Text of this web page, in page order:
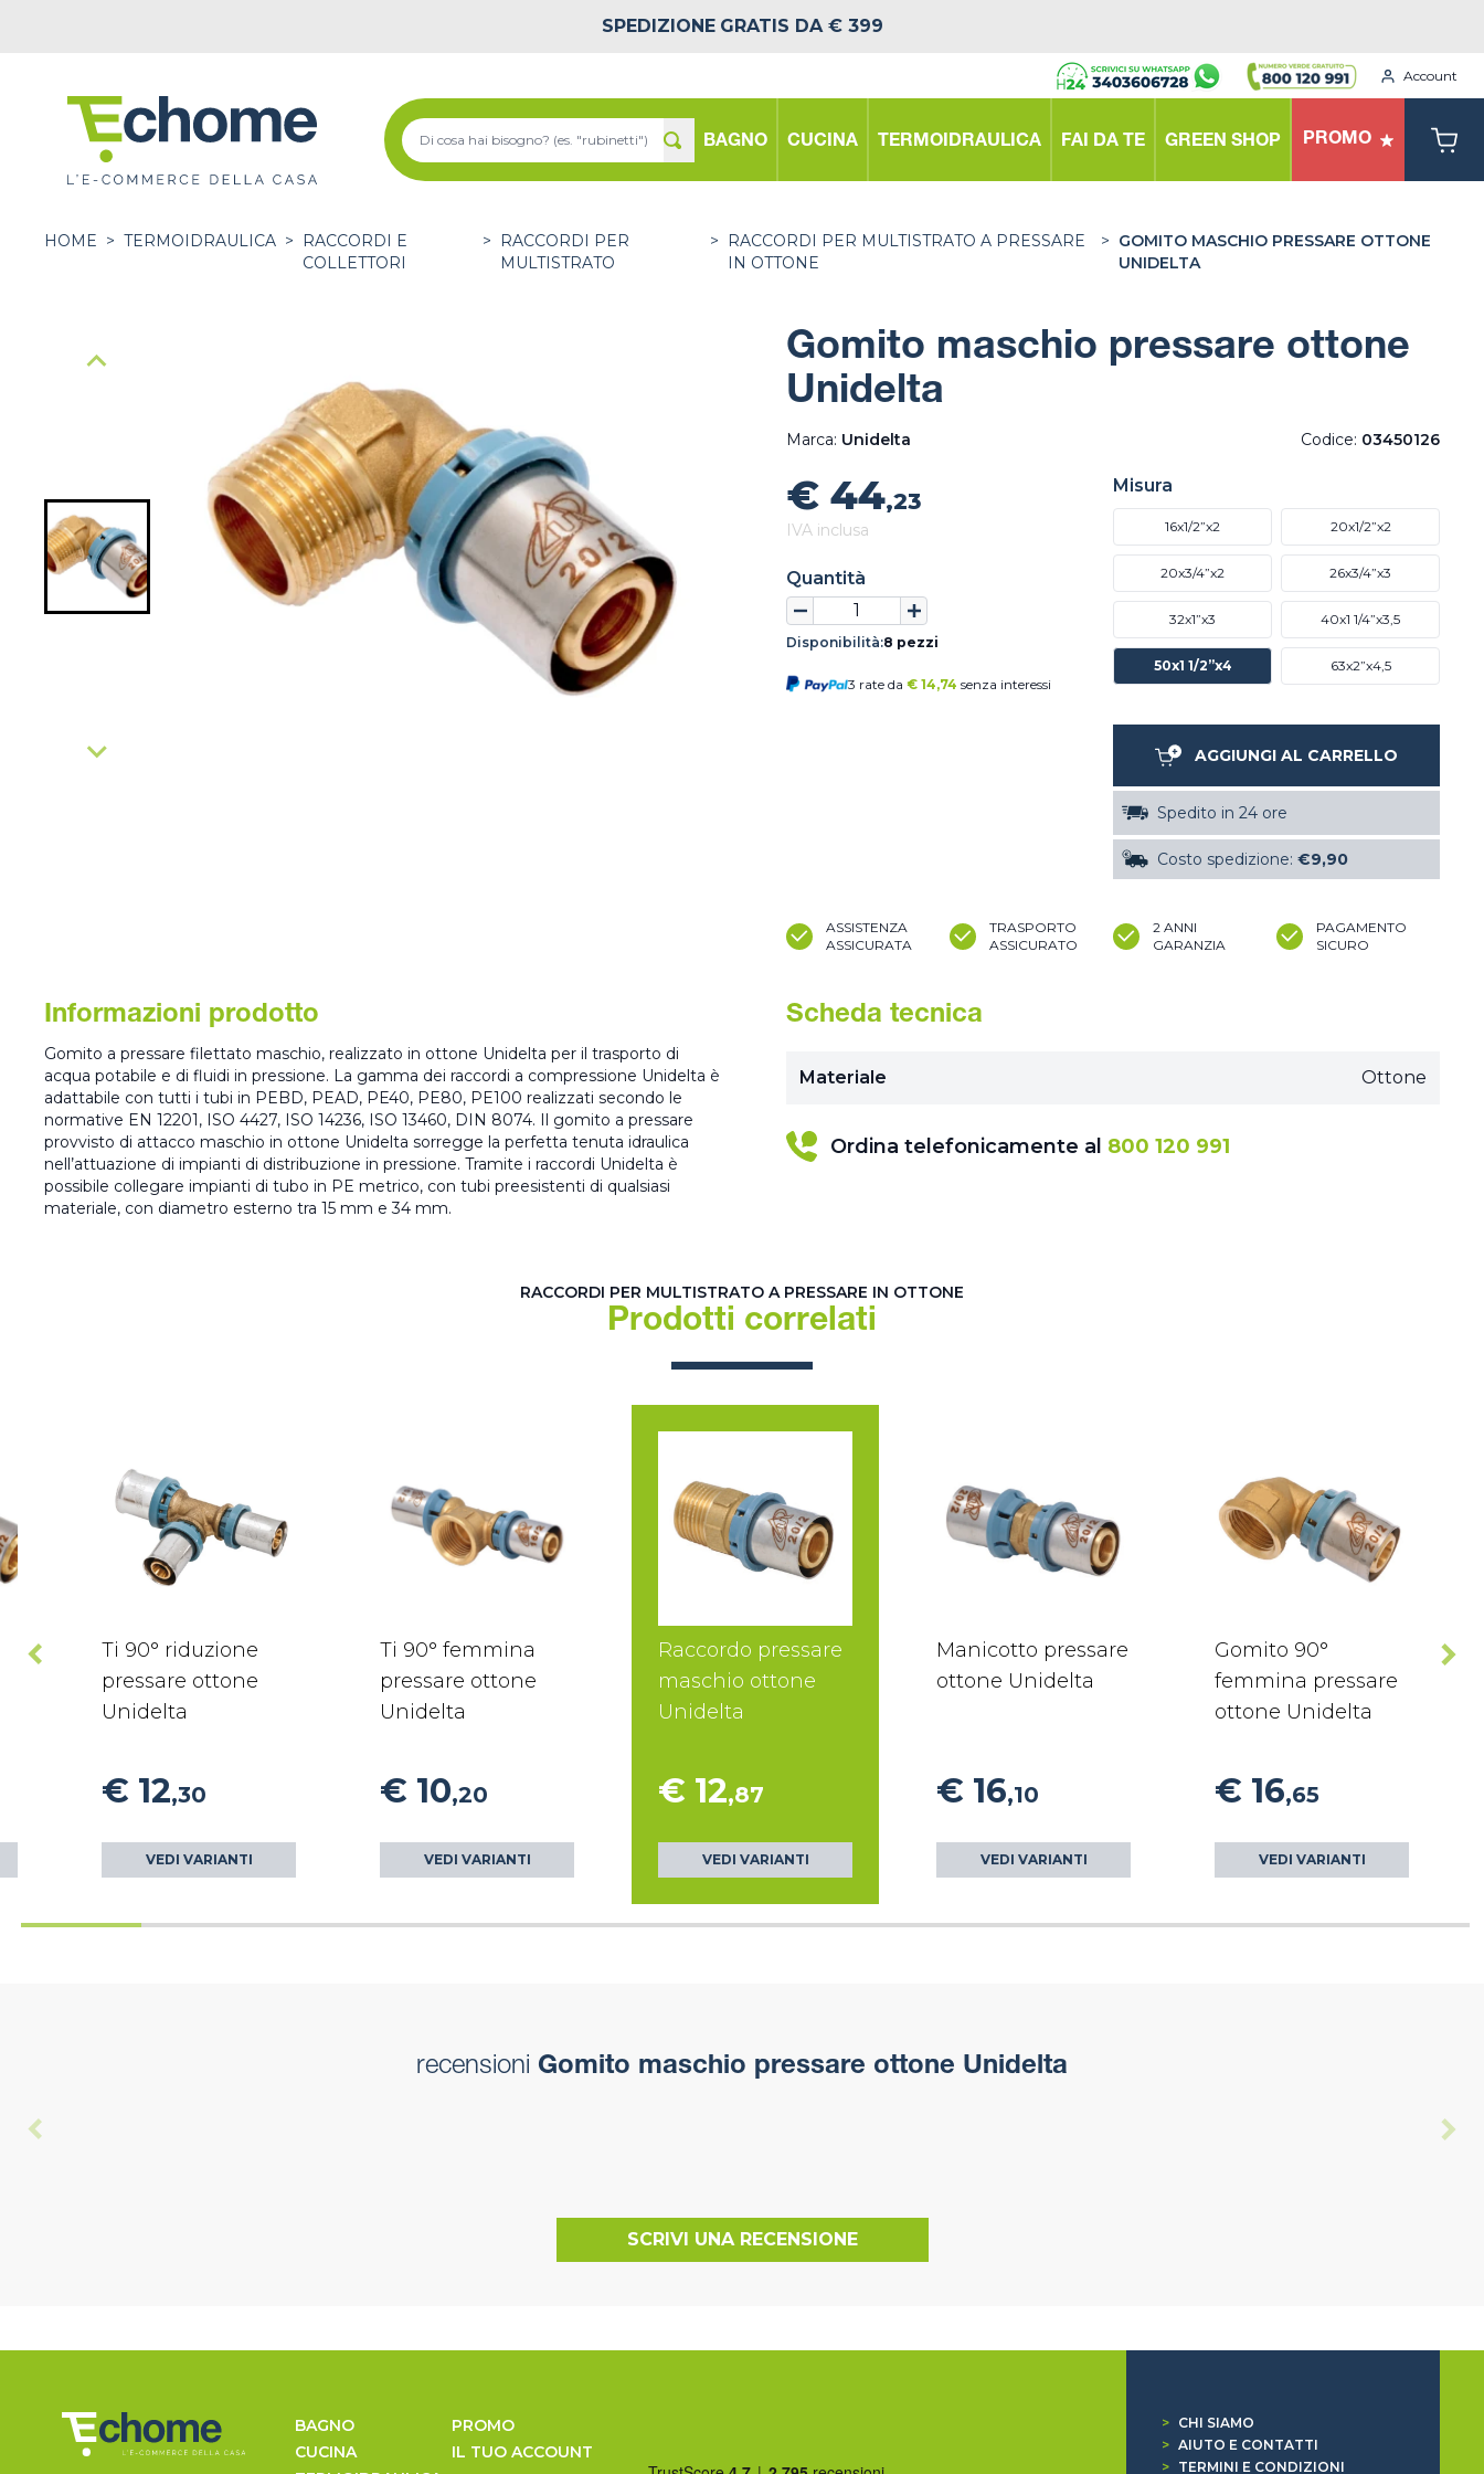
SPEDIZIONE GRATIS DA € 399
Account
BAGNO CUCINA TERMOIDRAULICA FAI DA TE GREEN SHOP PROMO
HOME > TERMOIDRAULICA >
RACCORDI E
COLLETTORI
>
RACCORDI PER
MULTISTRATO
>
RACCORDI PER MULTISTRATO A PRESSARE
IN OTTONE
> GOMITO MASCHIO PRESSARE OTTONE
UNIDELTA
Gomito maschio pressare ottone
Unidelta
Marca: Unidelta Codice: 03450126
€ 44,23
IVA inclusa
Quantità
Disponibilità:8 pezzi
3 rate da € 14,74 senza interessi
Misura
16x1/2”x2 20x1/2”x2
20x3/4”x2 26x3/4”x3
32x1”x3 40x1 1/4”x3,5
50x1 1/2”x4 63x2”x4,5
AGGIUNGI AL CARRELLO
Spedito in 24 ore
Costo spedizione: €9,90
ASSISTENZA
ASSICURATA
TRASPORTO
ASSICURATO
2 ANNI
GARANZIA
PAGAMENTO
SICURO
Informazioni prodotto
Gomito a pressare filettato maschio, realizzato in ottone Unidelta per il trasporto di
acqua potabile e di fluidi in pressione. La gamma dei raccordi a compressione Unidelta è
adattabile con tutti i tubi in PEBD, PEAD, PE40, PE80, PE100 realizzati secondo le
normative EN 12201, ISO 4427, ISO 14236, ISO 13460, DIN 8074. Il gomito a pressare
provvisto di attacco maschio in ottone Unidelta sorregge la perfetta tenuta idraulica
nell’attuazione di impianti di distribuzione in pressione. Tramite i raccordi Unidelta è
possibile collegare impianti di tubo in PE metrico, con tubi preesistenti di qualsiasi
materiale, con diametro esterno tra 15 mm e 34 mm.
Scheda tecnica
Materiale Ottone
Ordina telefonicamente al 800 120 991
RACCORDI PER MULTISTRATO A PRESSARE IN OTTONE
Prodotti correlati
Ti 90° riduzione
pressare ottone
Unidelta
€ 12,30
VEDI VARIANTI
Ti 90° femmina
pressare ottone
Unidelta
€ 10,20
VEDI VARIANTI
Raccordo pressare
maschio ottone
Unidelta
€ 12,87
VEDI VARIANTI
Manicotto pressare
ottone Unidelta
€ 16,10
VEDI VARIANTI
Gomito 90°
femmina pressare
ottone Unidelta
€ 16,65
VEDI VARIANTI
recensioni Gomito maschio pressare ottone Unidelta
SCRIVI UNA RECENSIONE
BAGNO
CUCINA
PROMO
IL TUO ACCOUNT
>
CHI SIAMO
> AIUTO E CONTATTI
>
TERMINI E CONDIZIONI